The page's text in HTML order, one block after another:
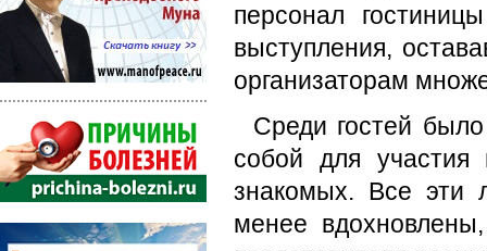
персонал
выступления,
организаторам
Среди гостей
собой для участия
знакомых. Все
менее